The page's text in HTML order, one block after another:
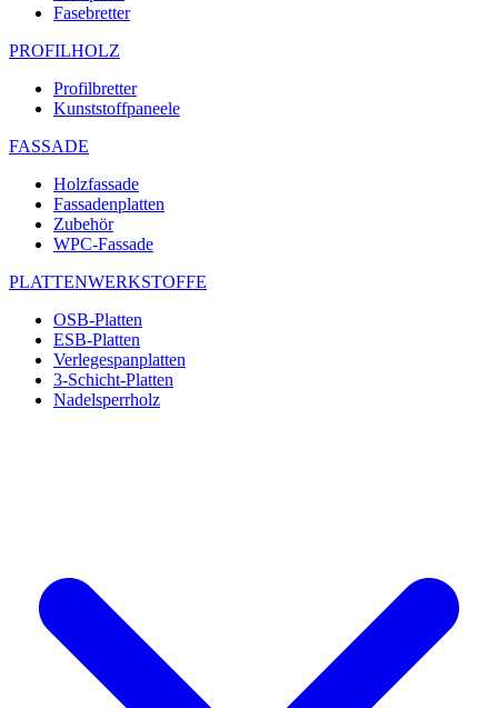
Fasebretter
PROFILHOLZ
Profilbretter
Kunststoffpaneele
FASSADE
Holzfassade
Fassadenplatten
Zubehör
WPC-Fassade
PLATTENWERKSTOFFE
OSB-Platten
ESB-Platten
Verlegespanplatten
3-Schicht-Platten
Nadelsperrholz